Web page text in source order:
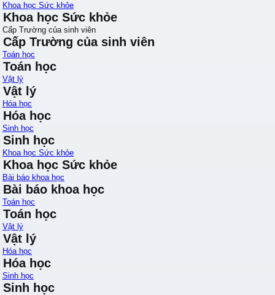
Khoa học Sức khỏe
Khoa học Sức khỏe
Cấp Trường của sinh viên
Cấp Trường của sinh viên
Toán học
Toán học
Vật lý
Vật lý
Hóa học
Hóa học
Sinh học
Sinh học
Khoa học Sức khỏe
Khoa học Sức khỏe
Bài báo khoa học
Bài báo khoa học
Toán học
Toán học
Vật lý
Vật lý
Hóa học
Hóa học
Sinh học
Sinh học